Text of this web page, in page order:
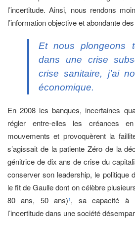
l’incertitude. Ainsi, nous rendons
l’information objective et abondante
Et nous plongeons
dans une crise
crise sanitaire, j’ai
économique.
En 2008 les banques, incertaines
régler entre-elles les créances
mouvements et provoquèrent la
s’agissait de la patiente Zéro de la
génitrice de dix ans de crise du
conserver son leadership, le politique
le fit de Gaulle dont on célèbre
80 ans, 50 ans)1, sa capacité à
l’incertitude dans une société